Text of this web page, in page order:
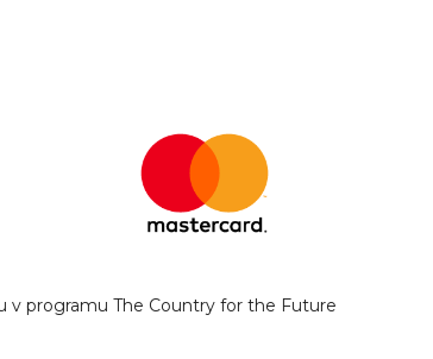
v programu The Country for the Future